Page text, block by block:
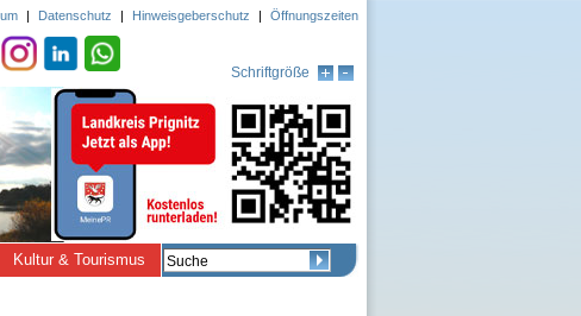
Schriftgröße
| Datenschutz | Hinweisgeberschutz | Öffnungszeiten
Kultur & Tourismus